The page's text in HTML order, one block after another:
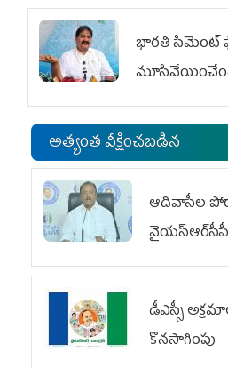
భారతి సిమెంట్
అత్యంత వీక్షించబడిన
ఆదివాసీల
డీఎస్సీ
కొనసాగింపు